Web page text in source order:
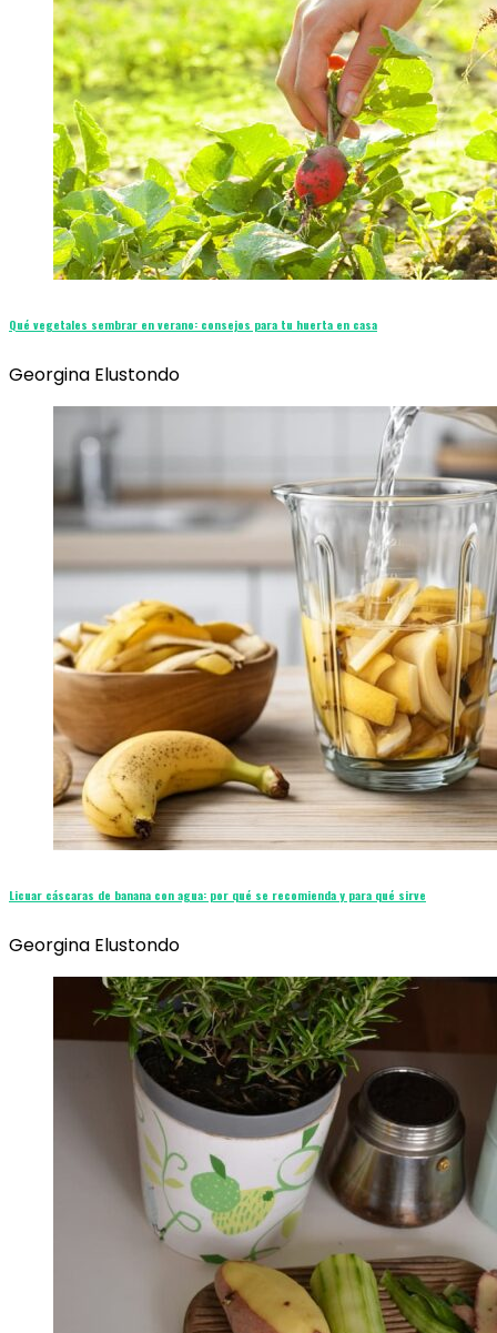
Qué vegetales sembrar en verano: consejos para tu huerta en casa
Georgina Elustondo
Licuar cáscaras de banana con agua: por qué se recomienda y para qué sirve
Georgina Elustondo